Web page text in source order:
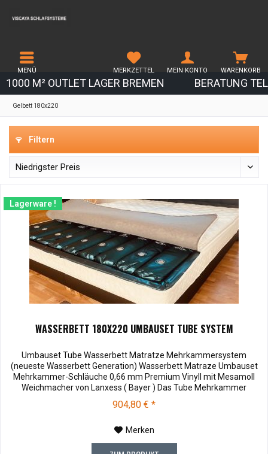
1000 M² OUTLET LAGER BREMEN BERATUNG
MENÜ WARENKORB
MERKZETTEL MEIN KONTO
Gelbett 180x220
Filtern
Lagerware !
WASSERBETT 180X220 UMBAUSET TUBE SYSTEM
Umbauset Tube Wasserbett Matratze Mehrkammersystem
(neueste Wasserbett Generation) Wasserbett Matraze Umbauset
Mehrkammer-Schläuche 0,66 mm Premium Vinyll mit Mesamoll
Weichmacher von Lanxess ( Bayer ) Das Tube Mehrkammer
Vinylzylinder, eine Schaumstoff-Adapterplatte zum Ausgleich von
904,80 € *
Merken